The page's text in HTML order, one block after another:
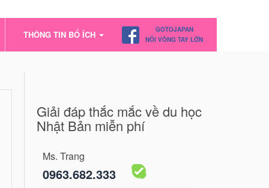
THÔNG TIN BỔ ÍCH
GOTOJAPAN
NỐI VÒNG TAY LỚN
Giải đáp thắc mắc về du học
Nhật Bản miễn phí
Ms. Trang
0963.682.333